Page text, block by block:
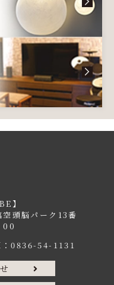
】
頭脳パーク13番
00
0836-54-1131